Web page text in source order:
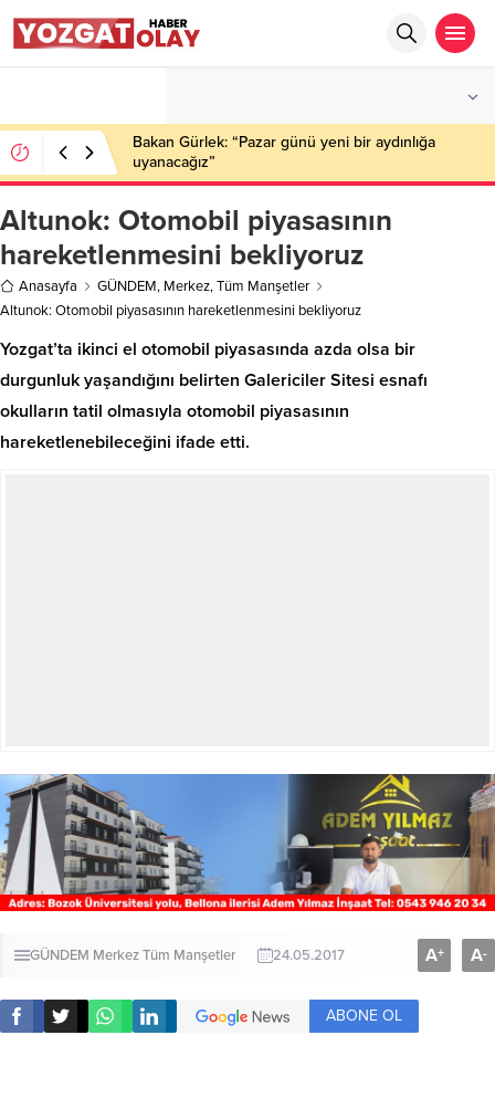
Bakan Gürlek: “Pazar günü yeni bir aydınlığa
uyanacağız”
Altunok: Otomobil piyasasının
hareketlenmesini bekliyoruz
Anasayfa GÜNDEM, Merkez,Tüm Manşetler
Altunok: Otomobil piyasasının hareketlenmesini bekliyoruz
Yozgat’ta ikinci el otomobil piyasasında azda olsa bir
durgunluk yaşandığını belirten Galericiler Sitesi esnafı
okulların tatil olmasıyla otomobil piyasasının
hareketlenebileceğini ifade etti.
GÜNDEM MerkezTüm Manşetler 24.05.2017 A+ A-
ABONE OL